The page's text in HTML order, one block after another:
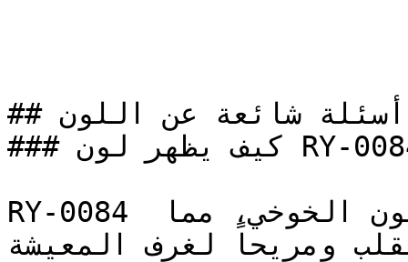
## أسئلة شائعة عن اللون
### كيف يظهر لون RY-0084 في الغرف مع الإضاءة؟
RY-0084 برتقالي فاتح وهادئ يميل للون الخوخي، مما
ومريحاً لغرف المعيشة.